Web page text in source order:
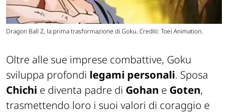
Dragon Ball Z, la prima trasformazione di Goku. Crediti: Toei Animation.
Oltre alle sue imprese combattive, Goku
sviluppa profondi legami personali. Sposa
Chichi e diventa padre di Gohan e Goten,
trasmettendo loro i suoi valori di coraggio e